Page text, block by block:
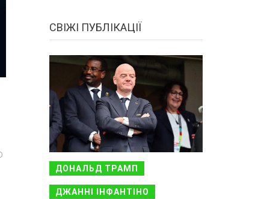
СВІЖІ ПУБЛІКАЦІЇ
ДОНАЛЬД ТРАМП
ДЖАННІ ІНФАНТІНО